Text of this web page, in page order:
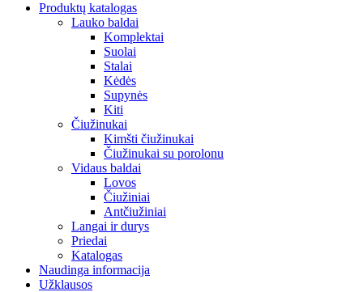
Produktų katalogas
Lauko baldai
Komplektai
Suolai
Stalai
Kėdės
Supynės
Kiti
Čiužinukai
Kimšti čiužinukai
Čiužinukai su porolonu
Vidaus baldai
Lovos
Čiužiniai
Antčiužiniai
Langai ir durys
Priedai
Katalogas
Naudinga informacija
Užklausos